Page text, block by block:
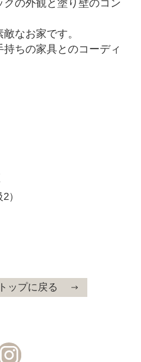
の外観と塗り壁のコン
なお家です。
ちの家具とのコーディ
）
ップに戻る